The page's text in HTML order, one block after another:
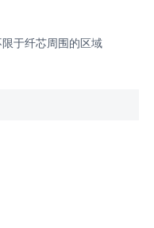
于纤芯周围的区域